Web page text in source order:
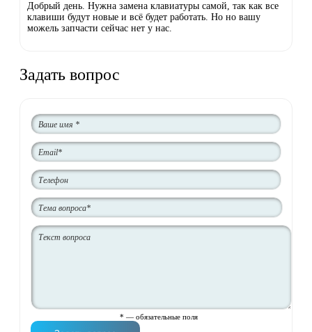
Добрый день. Нужна замена клавиатуры самой, так как все
клавиши будут новые и всё будет работать. Но но вашу
можель запчасти сейчас нет у нас.
Задать вопрос
* — обязательные поля